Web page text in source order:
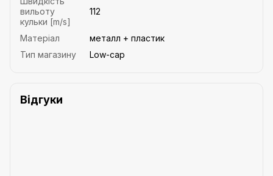
вильоту
кульки [m/s]
112
Матеріал
металл + пластик
Тип магазину
Low-cap
Відгуки